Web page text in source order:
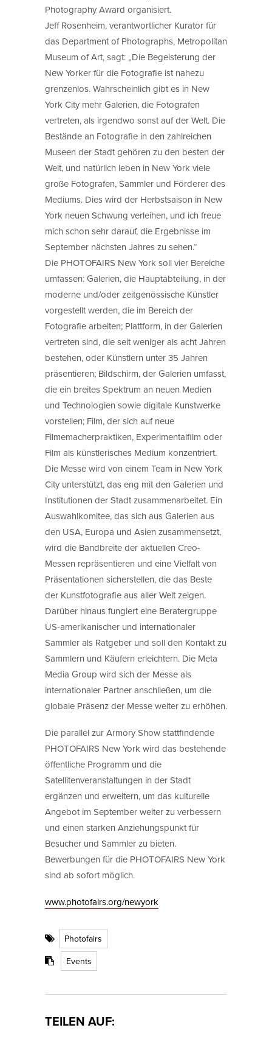
Photography Award organisiert.
Jeff Rosenheim, verantwortlicher Kurator für
das Department of Photographs, Metropolitan
Museum of Art, sagt: „Die Begeisterung der
New Yorker für die Fotografie ist nahezu
grenzenlos. Wahrscheinlich gibt es in New
York City mehr Galerien, die Fotografen
vertreten, als irgendwo sonst auf der Welt. Die
Bestände an Fotografie in den zahlreichen
Museen der Stadt gehören zu den besten der
Welt, und natürlich leben in New York viele
große Fotografen, Sammler und Förderer des
Mediums. Dies wird der Herbstsaison in New
York neuen Schwung verleihen, und ich freue
mich schon sehr darauf, die Ergebnisse im
September nächsten Jahres zu sehen.“
Die PHOTOFAIRS New York soll vier Bereiche
umfassen: Galerien, die Hauptabteilung, in der
moderne und/oder zeitgenössische Künstler
vorgestellt werden, die im Bereich der
Fotografie arbeiten; Plattform, in der Galerien
vertreten sind, die seit weniger als acht Jahren
bestehen, oder Künstlern unter 35 Jahren
präsentieren; Bildschirm, der Galerien umfasst,
die ein breites Spektrum an neuen Medien
und Technologien sowie digitale Kunstwerke
vorstellen; Film, der sich auf neue
Filmemacherpraktiken, Experimentalfilm oder
Film als künstlerisches Medium konzentriert.
Die Messe wird von einem Team in New York
City unterstützt, das eng mit den Galerien und
Institutionen der Stadt zusammenarbeitet. Ein
Auswahlkomitee, das sich aus Galerien aus
den USA, Europa und Asien zusammensetzt,
wird die Bandbreite der aktuellen Creo-
Messen repräsentieren und eine Vielfalt von
Präsentationen sicherstellen, die das Beste
der Kunstfotografie aus aller Welt zeigen.
Darüber hinaus fungiert eine Beratergruppe
US-amerikanischer und internationaler
Sammler als Ratgeber und soll den Kontakt zu
Sammlern und Käufern erleichtern. Die Meta
Media Group wird sich der Messe als
internationaler Partner anschließen, um die
globale Präsenz der Messe weiter zu erhöhen.
Die parallel zur Armory Show stattfindende
PHOTOFAIRS New York wird das bestehende
öffentliche Programm und die
Satellitenveranstaltungen in der Stadt
ergänzen und erweitern, um das kulturelle
Angebot im September weiter zu verbessern
und einen starken Anziehungspunkt für
Besucher und Sammler zu bieten.
Bewerbungen für die PHOTOFAIRS New York
sind ab sofort möglich.
www.photofairs.org/newyork
Photofairs
Events
TEILEN AUF: